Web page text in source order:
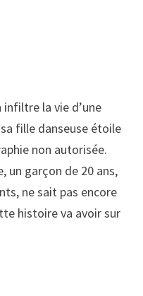
infiltre la vie d’une
fille danseuse étoile
non autorisée.
un garçon de 20 ans,
ne sait pas encore
histoire va avoir sur